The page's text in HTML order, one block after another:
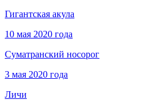
Гигантская акула
10 мая 2020 года
Суматранский носорог
3 мая 2020 года
Личи